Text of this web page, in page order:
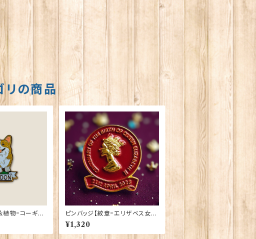
リの商品
植物=コーギー
T1
ピンバッジ【紋章=エリザベス女王
陛下生誕100周年】Tradition 90
040-QU100
¥1,320